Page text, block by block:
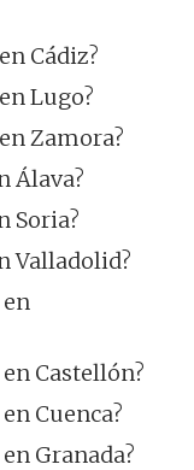
Cádiz?
Lugo?
Zamora?
Álava?
Soria?
Valladolid?
en
Castellón?
Cuenca?
Granada?